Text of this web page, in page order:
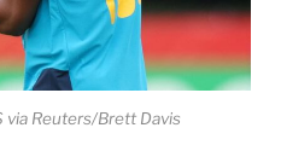
via Reuters/Brett Davis